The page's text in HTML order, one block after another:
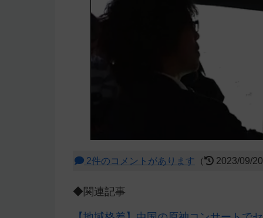
2件のコメントがあります （ 2023/09/
◆関連記事